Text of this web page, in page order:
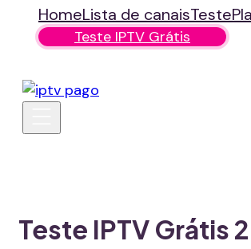
HomeLista de canaisTeste
Teste IPTV Grátis
Teste IPTV Grátis